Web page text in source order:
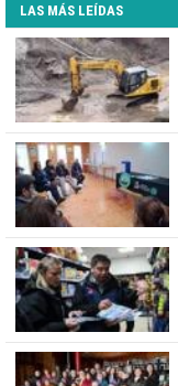
LAS MÁS LEÍDAS